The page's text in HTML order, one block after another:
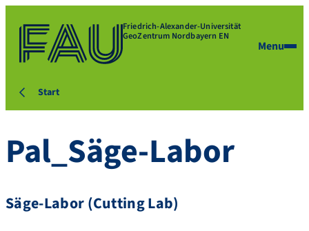
Friedrich-Alexander-Universität
GeoZentrum Nordbayern EN
Menu
Start
Pal_Säge-Labor
Säge-Labor (Cutting Lab)